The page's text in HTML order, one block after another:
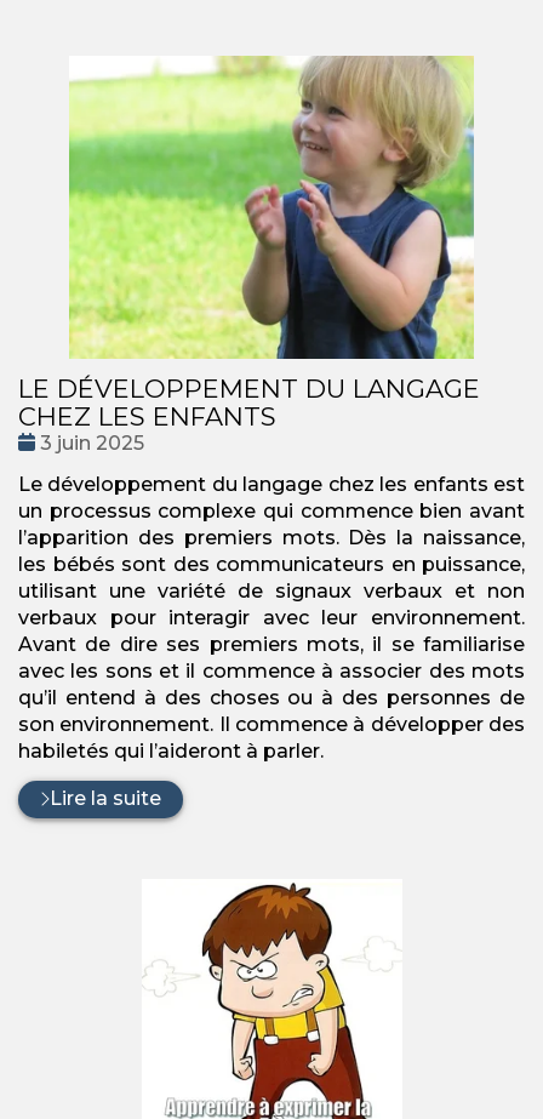
LE DÉVELOPPEMENT DU LANGAGE
CHEZ LES ENFANTS
Date
3 juin 2025
Le développement du langage chez les enfants est
un processus complexe qui commence bien avant
l’apparition des premiers mots. Dès la naissance,
les bébés sont des communicateurs en puissance,
utilisant une variété de signaux verbaux et non
verbaux pour interagir avec leur environnement.
Avant de dire ses premiers mots, il se familiarise
avec les sons et il commence à associer des mots
qu’il entend à des choses ou à des personnes de
son environnement. Il commence à développer des
habiletés qui l’aideront à parler.
Lire la suite